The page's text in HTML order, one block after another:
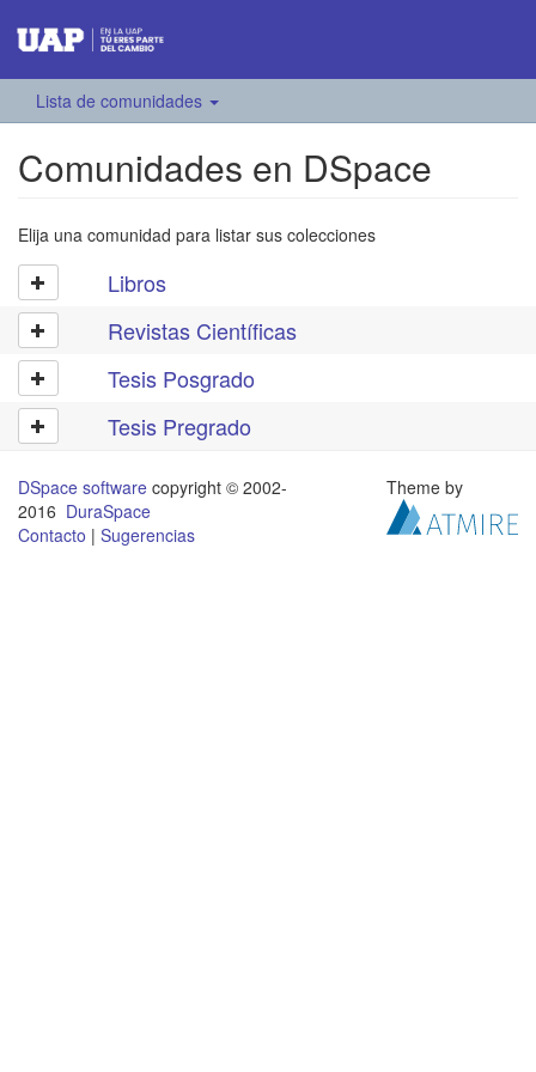
Lista de comunidades
Comunidades en DSpace
Elija una comunidad para listar sus colecciones
Libros
Revistas Científicas
Tesis Posgrado
Tesis Pregrado
DSpace software copyright © 2002-
2016 DuraSpace
Contacto | Sugerencias
Theme by